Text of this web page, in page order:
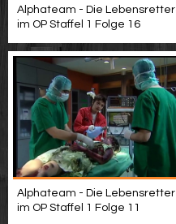
Alphateam - Die Lebensretter
im OP Staffel 1 Folge 16
Alphateam - Die Lebensretter
im OP Staffel 1 Folge 11